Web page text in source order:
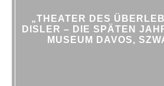
„THEATER DES
DISLER – DIE SPÄTEN
MUSEUM DAVOS,